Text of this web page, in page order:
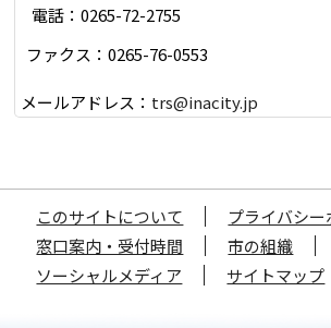
電話：0265-72-2755
ファクス：0265-76-0553
メールアドレス： trs@inacity.jp
このサイトについて
プライバシー
窓口案内・受付時間
市の組織
ソーシャルメディア
サイトマップ